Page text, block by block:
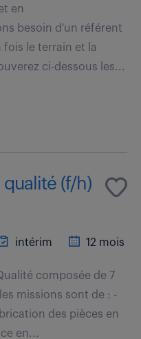
en
besoin d'un référent
le terrain et la
ci-dessous les...
(f/h)
intérim 12 mois
composée de 7
missions sont de : -
des pièces en
en...